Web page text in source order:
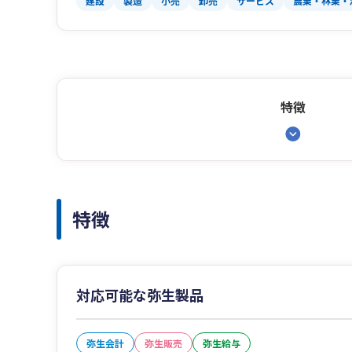
特徴
特徴
対応可能な弥生製品
弥生会計 弥生販売 弥生給与